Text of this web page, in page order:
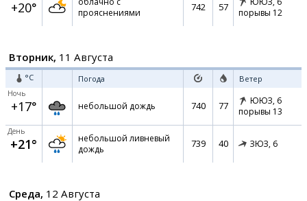
+20°
прояснениями
742 57
порывы 12
Вторник, 11 Августа
°C Погода Ветер
Ночь
+17° небольшой дождь 740 77 ЮЮЗ, 6
порывы 13
День
+21°
небольшой ливневый
дождь
739 40 ЗЮЗ, 6
Среда, 12 Августа